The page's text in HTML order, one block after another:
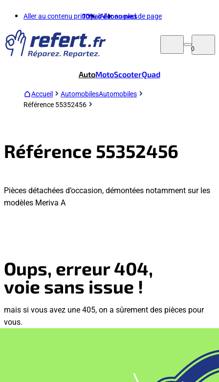
Aller au contenu principalAller au pied de page
70%d'économies
0
AutoMotoScooterQuad
Accueil AutomobilesAutomobiles
Référence 55352456
Référence 55352456
Pièces détachées d’occasion, démontées notamment sur les
modèles Meriva A
Oups, erreur 404,
voie sans issue !
mais si vous avez une 405, on a sûrement des pièces pour
vous.